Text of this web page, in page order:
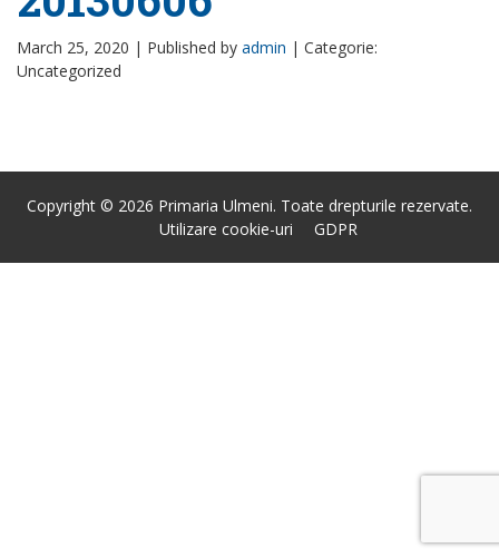
March 25, 2020 | Published by admin | Categorie:
Uncategorized
Copyright © 2026 Primaria Ulmeni. Toate drepturile rezervate.
Utilizare cookie-uri
GDPR